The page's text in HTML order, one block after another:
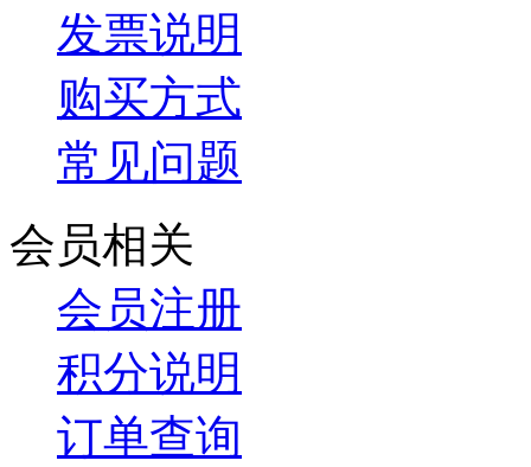
发票说明
购买方式
常见问题
会员相关
会员注册
积分说明
订单查询